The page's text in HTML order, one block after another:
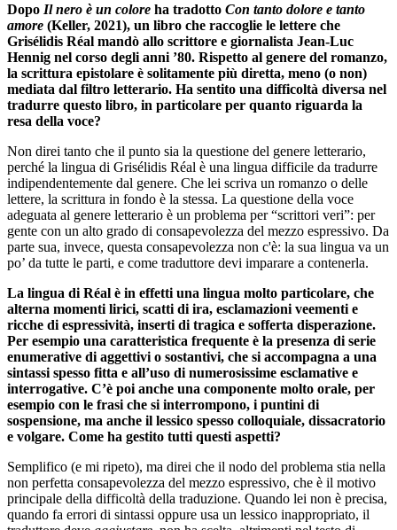
Dopo Il nero è un colore ha tradotto Con tanto dolore e tanto
amore (Keller, 2021), un libro che raccoglie le lettere che
Grisélidis Réal mandò allo scrittore e giornalista Jean-Luc
Hennig nel corso degli anni ’80. Rispetto al genere del romanzo,
la scrittura epistolare è solitamente più diretta, meno (o non)
mediata dal filtro letterario. Ha sentito una difficoltà diversa nel
tradurre questo libro, in particolare per quanto riguarda la
resa della voce?
Non direi tanto che il punto sia la questione del genere letterario,
perché la lingua di Grisélidis Réal è una lingua difficile da tradurre
indipendentemente dal genere. Che lei scriva un romanzo o delle
lettere, la scrittura in fondo è la stessa. La questione della voce
adeguata al genere letterario è un problema per “scrittori veri”: per
gente con un alto grado di consapevolezza del mezzo espressivo. Da
parte sua, invece, questa consapevolezza non c'è: la sua lingua va un
po’ da tutte le parti, e come traduttore devi imparare a contenerla.
La lingua di Réal è in effetti una lingua molto particolare, che
alterna momenti lirici, scatti di ira, esclamazioni veementi e
ricche di espressività, inserti di tragica e sofferta disperazione.
Per esempio una caratteristica frequente è la presenza di serie
enumerative di aggettivi o sostantivi, che si accompagna a una
sintassi spesso fitta e all’uso di numerosissime esclamative e
interrogative. C’è poi anche una componente molto orale, per
esempio con le frasi che si interrompono, i puntini di
sospensione, ma anche il lessico spesso colloquiale, dissacratorio
e volgare. Come ha gestito tutti questi aspetti?
Semplifico (e mi ripeto), ma direi che il nodo del problema stia nella
non perfetta consapevolezza del mezzo espressivo, che è il motivo
principale della difficoltà della traduzione. Quando lei non è precisa,
quando fa errori di sintassi oppure usa un lessico inappropriato, il